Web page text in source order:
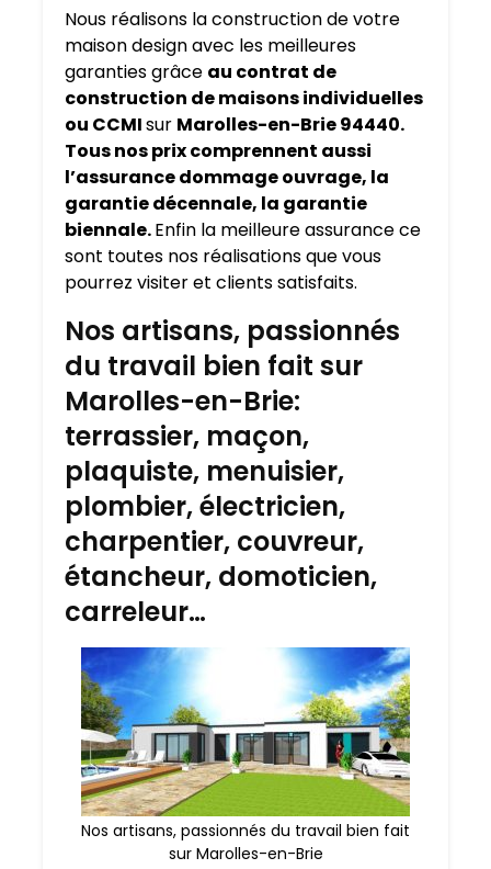
Nous réalisons la construction de votre
maison design avec les meilleures
garanties grâce au contrat de
construction de maisons individuelles
ou CCMIsur Marolles-en-Brie 94440.
Tous nos prix comprennent aussi
l’assurance dommage ouvrage, la
garantie décennale, la garantie
biennale.Enfin la meilleure assurance ce
sont toutes nos réalisations que vous
pourrez visiter et clients satisfaits.
Nos artisans, passionnés
du travail bien fait sur
Marolles-en-Brie:
terrassier, maçon,
plaquiste, menuisier,
plombier, électricien,
charpentier, couvreur,
étancheur, domoticien,
carreleur…
Nos artisans, passionnés du travail bien fait
sur Marolles-en-Brie